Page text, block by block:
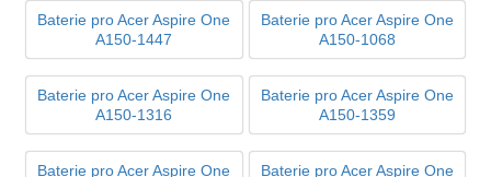
Baterie pro Acer Aspire One
A150-1447
Baterie pro Acer Aspire One
A150-1068
Baterie pro Acer Aspire One
A150-1316
Baterie pro Acer Aspire One
A150-1359
Baterie pro Acer Aspire One
Baterie pro Acer Aspire One